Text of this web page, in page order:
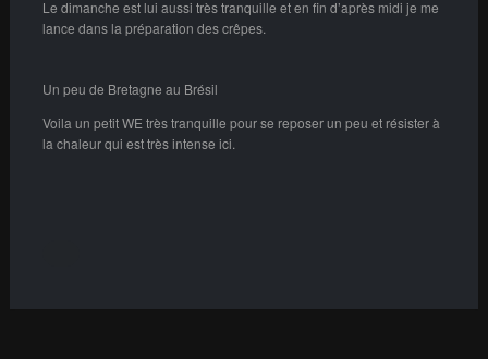
Le dimanche est lui aussi très tranquille et en fin d’après midi je me
lance dans la préparation des crêpes.
Un peu de Bretagne au Brésil
Voila un petit WE très tranquille pour se reposer un peu et résister à
la chaleur qui est très intense ici.